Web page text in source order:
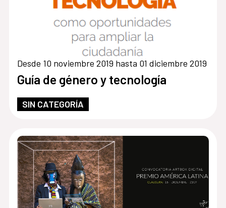
Desde 10 noviembre 2019 hasta 01 diciembre 2019
Guía de género y tecnología
SIN CATEGORÍA